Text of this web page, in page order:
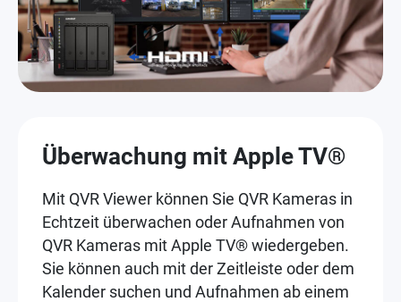
Überwachung mit Apple TV®
Mit QVR Viewer können Sie QVR Kameras in
Echtzeit überwachen oder Aufnahmen von
QVR Kameras mit Apple TV® wiedergeben.
Sie können auch mit der Zeitleiste oder dem
Kalender suchen und Aufnahmen ab einem